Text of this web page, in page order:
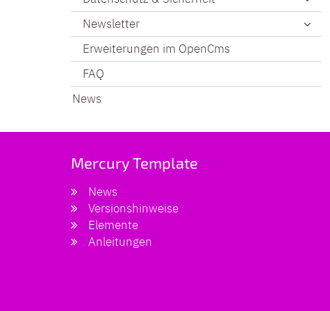
Newsletter
Erweiterungen im OpenCms
FAQ
News
Mercury Template
News
Versionshinweise
Elemente
Anleitungen